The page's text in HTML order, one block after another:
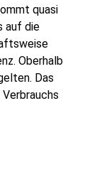
quasi
auf die
Oberhalb
Das